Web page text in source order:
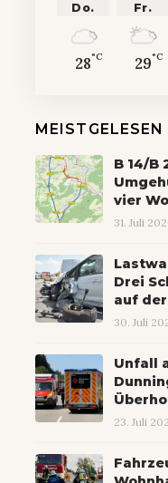
Do.
28°C
Fr.
29°C
MEISTGELESEN
B 14/B
vier
31. Juli
Drei
auf
30. Juli
Unfall
23. Juli